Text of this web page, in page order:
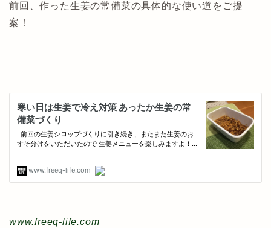
前回、作った生姜の常備菜の具体的な使い道をご提
案！
www.freeq-life.com